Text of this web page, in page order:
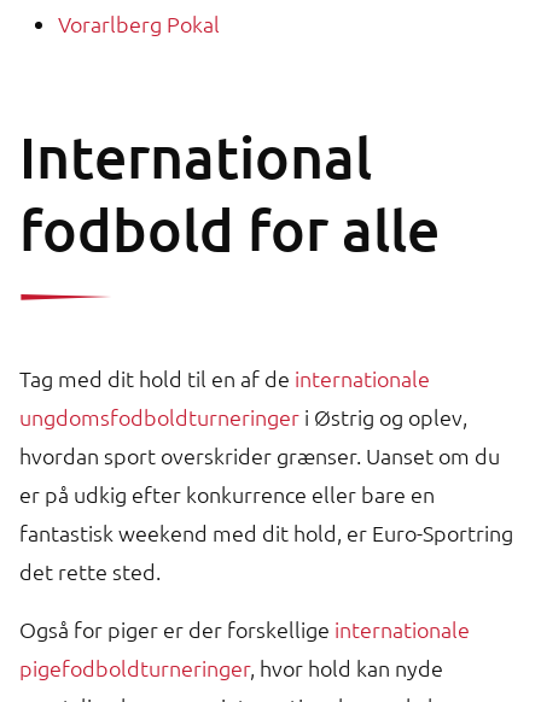
Vorarlberg Pokal
International
fodbold for alle
Tag med dit hold til en af de internationale
ungdomsfodboldturneringer i Østrig og oplev,
hvordan sport overskrider grænser. Uanset om du
er på udkig efter konkurrence eller bare en
fantastisk weekend med dit hold, er Euro-Sportring
det rette sted.
Også for piger er der forskellige internationale
pigefodboldturneringer, hvor hold kan nyde